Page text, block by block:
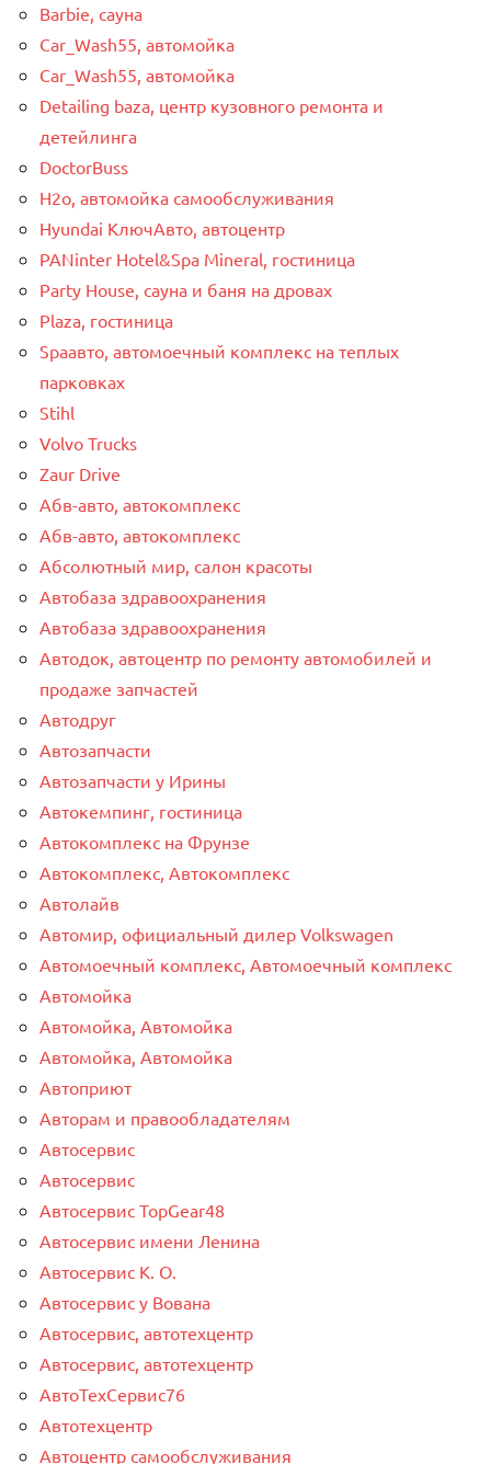
Barbie, сауна
Car_Wash55, автомойка
Car_Wash55, автомойка
Detailing baza, центр кузовного ремонта и
детейлинга
DoctorBuss
H2o, автомойка самообслуживания
Hyundai КлючАвто, автоцентр
PANinter Hotel&Spa Mineral, гостиница
Party House, сауна и баня на дровах
Plaza, гостиница
Spaавто, автомоечный комплекс на теплых
парковках
Stihl
Volvo Trucks
Zaur Drive
Абв-авто, автокомплекс
Абв-авто, автокомплекс
Абсолютный мир, салон красоты
Автобаза здравоохранения
Автобаза здравоохранения
Автодок, автоцентр по ремонту автомобилей и
продаже запчастей
Автодруг
Автозапчасти
Автозапчасти у Ирины
Автокемпинг, гостиница
Автокомплекс на Фрунзе
Автокомплекс, Автокомплекс
Автолайв
Автомир, официальный дилер Volkswagen
Автомоечный комплекс, Автомоечный комплекс
Автомойка
Автомойка, Автомойка
Автомойка, Автомойка
Автоприют
Авторам и правообладателям
Автосервис
Автосервис
Автосервис TopGear48
Автосервис имени Ленина
Автосервис К. О.
Автосервис у Вована
Автосервис, автотехцентр
Автосервис, автотехцентр
АвтоТехСервис76
Автотехцентр
Автоцентр самообслуживания